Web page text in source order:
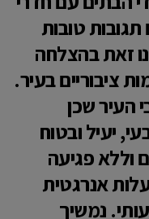
טובות
זאת בהצלחה
ציבוריים בעיר.
העיר שכן
יעיל ובטוח
וללא פגיעה
אנרגטית
נמשיך